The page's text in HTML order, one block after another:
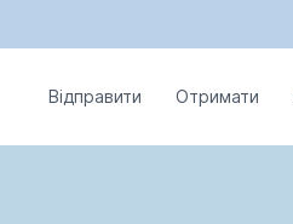
Відправити Отримати